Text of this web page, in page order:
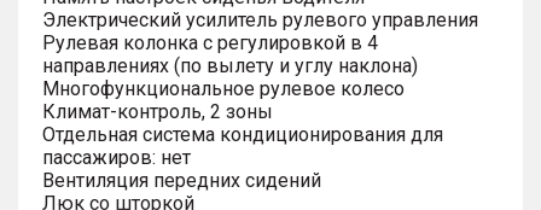
Электрический усилитель рулевого управления
Рулевая колонка с регулировкой в 4
направлениях (по вылету и углу наклона)
Многофункциональное рулевое колесо
Климат-контроль, 2 зоны
Отдельная система кондиционирования для
пассажиров: нет
Вентиляция передних сидений
Люк со шторкой